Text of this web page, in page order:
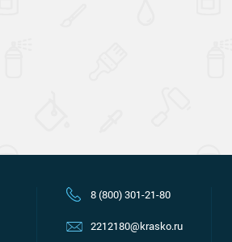
8 (800) 301-21-80
2212180@krasko.ru